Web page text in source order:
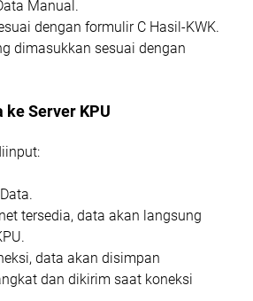
Manual.
dengan formulir C Hasil-KWK.
dimasukkan sesuai dengan
Server KPU
tersedia, data akan langsung
data akan disimpan
dan dikirim saat koneksi